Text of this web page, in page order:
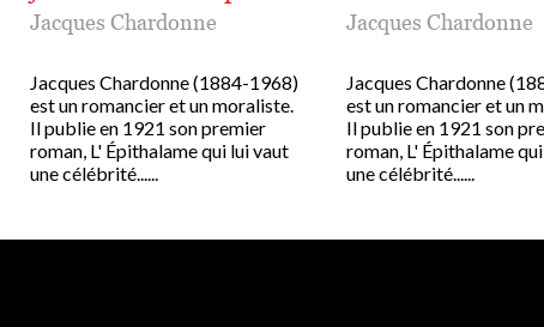
Jacques Chardonne
Jacques Chardonne (1884-1968)
est un romancier et un moraliste.
Il publie en 1921 son premier
roman, L' Épithalame qui lui vaut
une célébrité......
Jacques Chardonne
Jacques Chardonne
est un romancier et un
Il publie en 1921 son
roman, L' Épithalame
une célébrité......